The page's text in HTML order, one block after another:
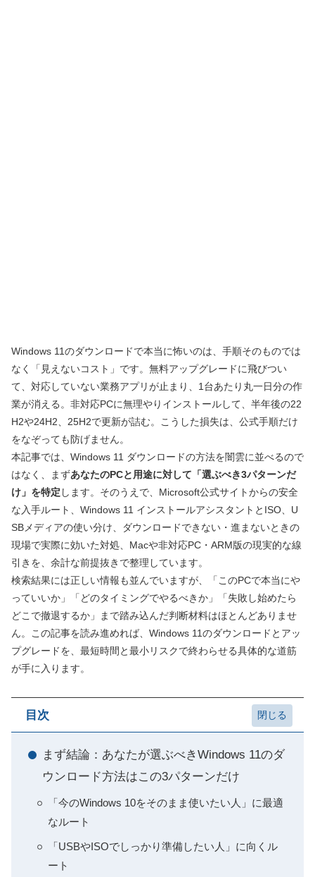
Windows 11のダウンロードで本当に怖いのは、手順そのものでは
なく「見えないコスト」です。無料アップグレードに飛びつい
て、対応していない業務アプリが止まり、1台あたり丸一日分の作
業が消える。非対応PCに無理やりインストールして、半年後の22
H2や24H2、25H2で更新が詰む。こうした損失は、公式手順だけ
をなぞっても防げません。
本記事では、Windows 11 ダウンロードの方法を闇雲に並べるので
はなく、まずあなたのPCと用途に対して「選ぶべき3パターンだ
け」を特定 します。そのうえで、Microsoft公式サイトからの安全
な入手ルート、Windows 11 インストールアシスタントとISO、U
SBメディアの使い分け、ダウンロードできない・進まないときの
現場で実際に効いた対処、Macや非対応PC・ARM版の現実的な線
引きを、余計な前提抜きで整理しています。
検索結果には正しい情報も並んでいますが、「このPCで本当にや
っていいか」「どのタイミングでやるべきか」「失敗し始めたら
どこで撤退するか」まで踏み込んだ判断材料はほとんどありませ
ん。この記事を読み進めれば、Windows 11のダウンロードとアッ
プグレードを、最短時間と最小リスクで終わらせる具体的な道筋
が手に入ります。
目次
まず結論：あなたが選ぶべきWindows 11のダ
ウンロード方法はこの3パターンだけ
「今のWindows 10をそのまま使いたい人」に最適
なルート
「USBやISOでしっかり準備したい人」に向くル
ート